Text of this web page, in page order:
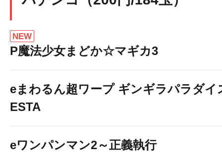
NEW
P魔法少女まどか☆マギカ3
eまわるん超ワープ ギンギラパラダイ
ESTA
eワンパンマン2～正義執行